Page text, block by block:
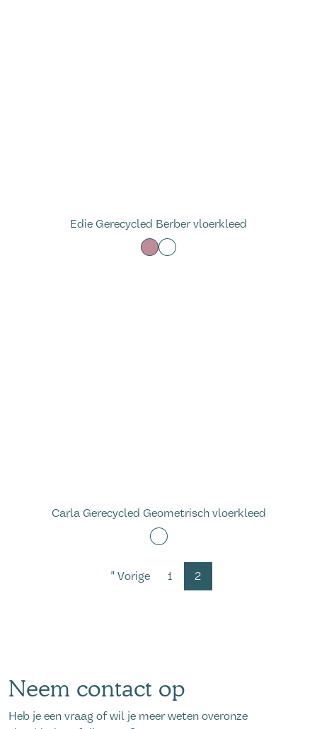
Edie Gerecycled Berber vloerkleed
Carla Gerecycled Geometrisch vloerkleed
" Vorige 1 2
Neem contact op
Heb je een vraag of wil je meer weten overonze